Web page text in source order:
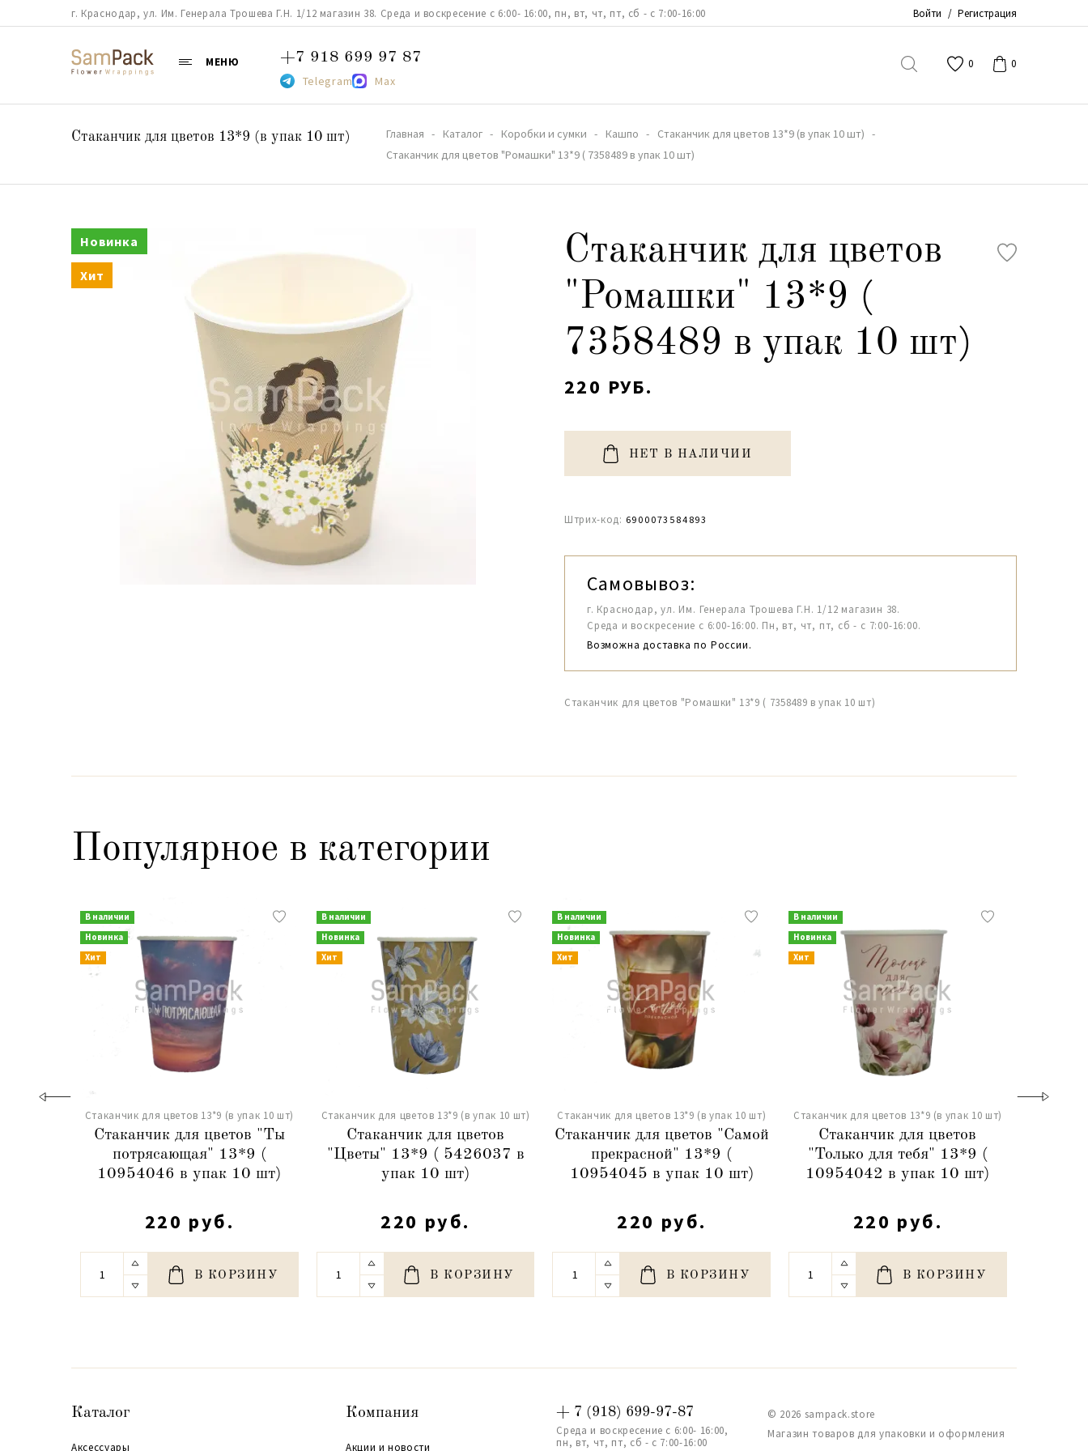
г. Краснодар, ул. Им. Генерала Трошева Г.Н. 1/12 магазин 38. Среда и воскресение с 6:00- 16:00, пн, вт, чт, пт, сб - с 7:00-16:00 Войти / Регистрация
МЕНЮ +7 918 699 97 87
Telegram Max
0 0
Стаканчик для цветов 13*9 (в упак 10 шт) Главная Каталог Коробки и сумки Кашпо
Стаканчик для цветов 13*9 (в упак 10 шт)
Стаканчик для цветов "Ромашки" 13*9 ( 7358489 в упак 10 шт)
Новинка
Хит
Стаканчик для цветов
"Ромашки" 13*9 (
7358489 в упак 10 шт)
220 РУБ.
НЕТ В НАЛИЧИИ
Штрих-код: 6900073584893
Самовывоз:
г. Краснодар, ул. Им. Генерала Трошева Г.Н. 1/12 магазин 38.
Среда и воскресение с 6:00-16:00. Пн, вт, чт, пт, сб - с 7:00-16:00.
Возможна доставка по России.
Стаканчик для цветов "Ромашки" 13*9 ( 7358489 в упак 10 шт)
Популярное в категории
В наличии
Новинка
Хит
Стаканчик для цветов 13*9 (в упак 10 шт)
Стаканчик для цветов "Ты
потрясающая" 13*9 (
10954046 в упак 10 шт)
220 руб.
В КОРЗИНУ
В наличии
Новинка
Хит
Стаканчик для цветов 13*9 (в упак 10 шт)
Стаканчик для цветов
"Цветы" 13*9 ( 5426037 в
упак 10 шт)
220 руб.
В КОРЗИНУ
В наличии
Новинка
Хит
Стаканчик для цветов 13*9 (в упак 10 шт)
Стаканчик для цветов "Самой
прекрасной" 13*9 (
10954045 в упак 10 шт)
220 руб.
В КОРЗИНУ
В наличии
Новинка
Хит
Стаканчик для цветов 13*9 (в упак 10 шт)
Стаканчик для цветов
"Только для тебя" 13*9 (
10954042 в упак 10 шт)
220 руб.
В КОРЗИНУ
Каталог
Аксессуары
Компания
Акции и новости
+ 7 (918) 699-97-87
Среда и воскресение с 6:00- 16:00,
пн, вт, чт, пт, сб - с 7:00-16:00
© 2026 sampack.store
Магазин товаров для упаковки и оформления